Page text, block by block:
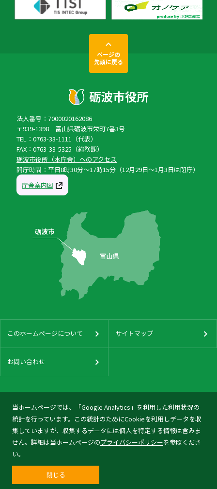
当ホームページでは、「Google Analytics」を利用した利用状況の
統計を行っています。この統計のためにCookieを利用しデータを収
集していますが、収集するデータには個人を特定する情報は含みま
せん。詳細は当ホームページのプライバシーポリシーを参照くださ
い。
閉じる
ページの
先頭に戻る
法人番号：7000020162086
〒939-1398 富山県砺波市栄町7番3号
TEL：0763-33-1111（代表）
FAX：0763-33-5325（総務課）
砺波市役所（本庁舎）へのアクセス
開庁時間：平日8時30分〜17時15分（12月29日〜1月3日は閉庁）
庁舎案内図
このホームページについて サイトマップ
お問い合わせ